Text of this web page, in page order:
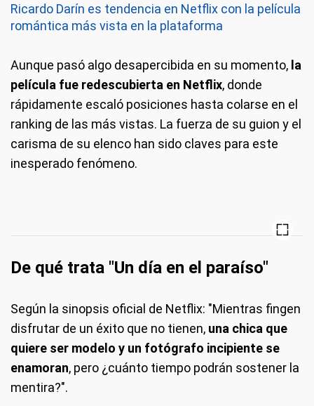
Ricardo Darín es tendencia en Netflix con la película
romántica más vista en la plataforma
Aunque pasó algo desapercibida en su momento, la
película fue redescubierta en Netflix, donde
rápidamente escaló posiciones hasta colarse en el
ranking de las más vistas. La fuerza de su guion y el
carisma de su elenco han sido claves para este
inesperado fenómeno.
De qué trata "Un día en el paraíso"
Según la sinopsis oficial de Netflix: "Mientras fingen
disfrutar de un éxito que no tienen, una chica que
quiere ser modelo y un fotógrafo incipiente se
enamoran, pero ¿cuánto tiempo podrán sostener la
mentira?".